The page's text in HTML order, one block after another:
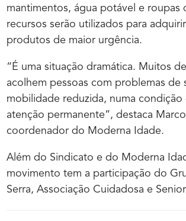
mantimentos, água potável e roupas
recursos serão utilizados para
produtos de maior urgência.
“É uma situação dramática. Muitos
acolhem pessoas com problemas de
mobilidade reduzida, numa condição
atenção permanente”, destaca
coordenador do Moderna Idade.
Além do Sindicato e do Moderna
movimento tem a participação do
Serra, Associação Cuidadosa e